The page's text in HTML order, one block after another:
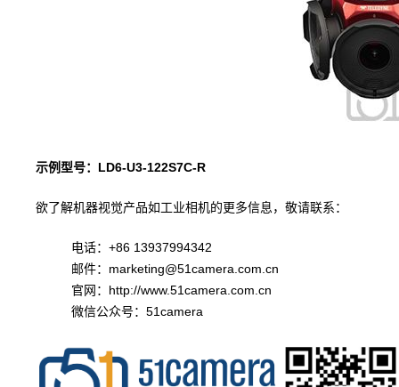
示例型号： LD6-U3-122S7C-R
欲了解机器视觉产品如工业相机的更多信息，敬请联系：
电话：+86 13937994342
邮件：marketing@51camera.com.cn
官网： http://www.51camera.com.cn
微信公众号：51camera